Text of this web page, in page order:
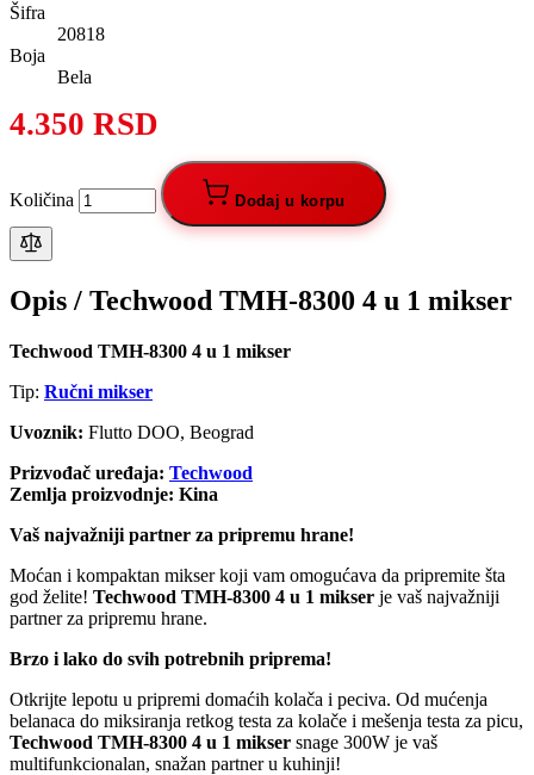
Šifra
20818
Boja
Bela
4.350 RSD
Količina Dodaj u korpu
Opis / Techwood TMH-8300 4 u 1 mikser
Techwood TMH-8300 4 u 1 mikser
Tip: Ručni mikser
Uvoznik: Flutto DOO, Beograd
Prizvođač uređaja: Techwood
Zemlja proizvodnje: Kina
Vaš najvažniji partner za pripremu hrane!
Moćan i kompaktan mikser koji vam omogućava da pripremite šta
god želite! Techwood TMH-8300 4 u 1 mikser je vaš najvažniji
partner za pripremu hrane.
Brzo i lako do svih potrebnih priprema!
Otkrijte lepotu u pripremi domaćih kolača i peciva. Od mućenja
belanaca do miksiranja retkog testa za kolače i mešenja testa za picu,
Techwood TMH-8300 4 u 1 mikser snage 300W je vaš
multifunkcionalan, snažan partner u kuhinji!